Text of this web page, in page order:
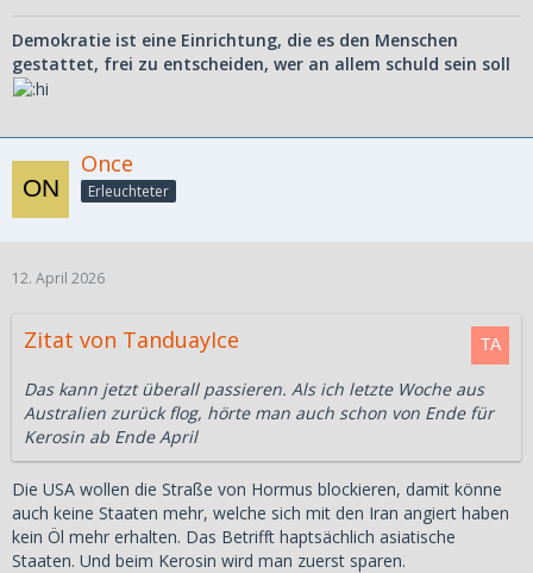
Demokratie ist eine Einrichtung, die es den Menschen
gestattet, frei zu entscheiden, wer an allem schuld sein soll
Once
Erleuchteter
12. April 2026
Zitat von TanduayIce
Das kann jetzt überall passieren. Als ich letzte Woche aus
Australien zurück flog, hörte man auch schon von Ende für
Kerosin ab Ende April
Die USA wollen die Straße von Hormus blockieren, damit könne
auch keine Staaten mehr, welche sich mit den Iran angiert haben
kein Öl mehr erhalten. Das Betrifft haptsächlich asiatische
Staaten. Und beim Kerosin wird man zuerst sparen.